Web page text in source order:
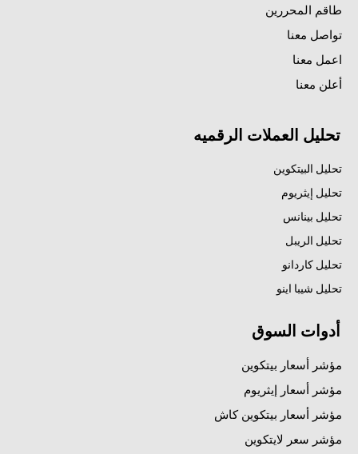
طاقم المحررين
تواصل معنا
اعمل معنا
أعلن معنا
تحليل العملات الرقميه
تحليل البيتكوين
تحليل إيثريوم
تحليل بينانس
تحليل الريبل
تحليل كاردانو
تحليل شيبا اينو
أدوات السوق
مؤشر أسعار بيتكوين
مؤشر أسعار إيثريوم
مؤشر أسعار بيتكوين كاش
مؤشر سعر لايتكوين